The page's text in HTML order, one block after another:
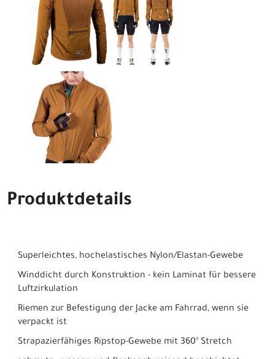
Produktdetails
Superleichtes, hochelastisches Nylon/Elastan-Gewebe
Winddicht durch Konstruktion - kein Laminat für bessere
Luftzirkulation
Riemen zur Befestigung der Jacke am Fahrrad, wenn sie
verpackt ist
Strapazierfähiges Ripstop-Gewebe mit 360° Stretch